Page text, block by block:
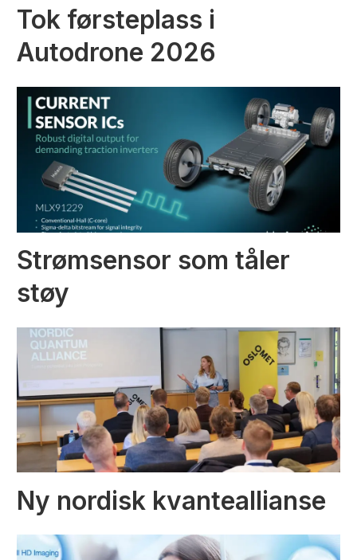
Tok førsteplass i
Autodrone 2026
Strømsensor som tåler
støy
Ny nordisk kvanteallianse